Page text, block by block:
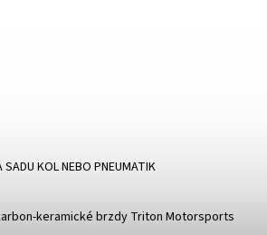
KOL NEBO PNEUMATIK
keramické brzdy Triton Motorsports